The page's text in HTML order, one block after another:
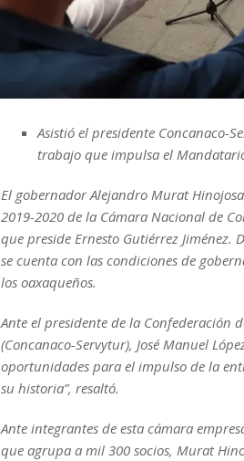
Asistió el presidente Concanaco-
trabajo que impulsa el
El gobernador Alejandro Murat
2019-2020 de la Cámara Nacional de
que preside Ernesto Gutiérrez Jiménez.
se cuenta con las condiciones de
los oaxaqueños.
Ante el presidente de la Confederación
(Concanaco-Servytur), José Manuel
oportunidades para el impulso de la
su historia”, resaltó.
Ante integrantes de esta cámara
que agrupa a mil 300 socios, Murat